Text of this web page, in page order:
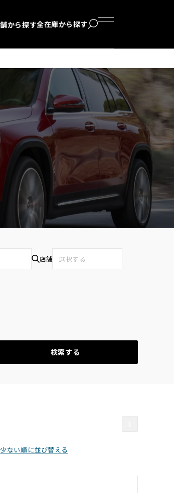
から探す全在庫から探す
店舗 選択する
検索する
少ない順に並び替える